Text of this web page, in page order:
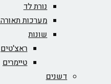
נורת לד
מערכות
שונות
ראצ'טים
טיימרים
דשנים